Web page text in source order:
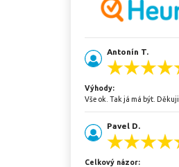
Antonín T.
Výhody:
Vše ok. Tak já má být. Děkuji
Pavel D.
Celkový názor: